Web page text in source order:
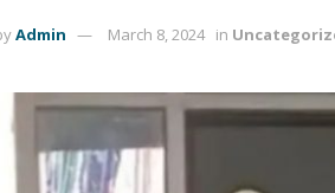
Admin March 8, 2024 in